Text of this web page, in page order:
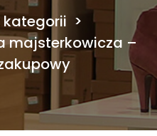
kategorii >
majsterkowicza –